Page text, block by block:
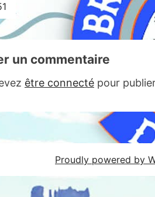
un commentaire
être connecté pour
Proudly powered by